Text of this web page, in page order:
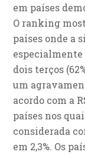
em países
O ranking
países onde a
especialmente
dois terços
um
acordo com a
países nos
considerada
em 2,3%. Os